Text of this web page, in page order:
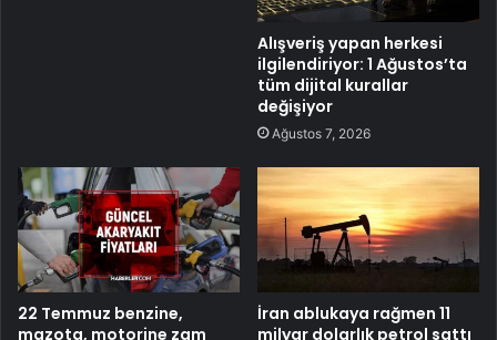
Alışveriş yapan herkesi
ilgilendiriyor: 1 Ağustos’ta
tüm dijital kurallar
değişiyor
Ağustos 7, 2026
22 Temmuz benzine,
mazota, motorine zam
İran ablukaya rağmen 11
milyar dolarlık petrol sattı